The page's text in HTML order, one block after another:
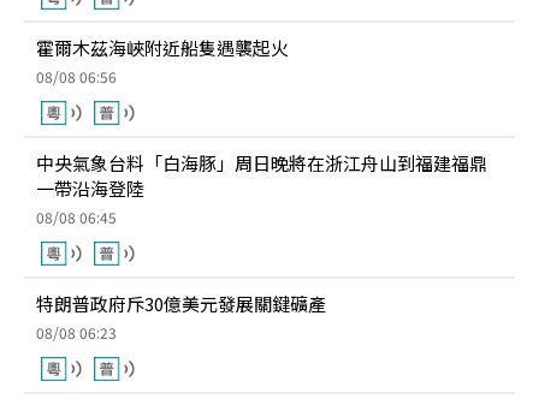
霍爾木茲海峽附近船隻遇襲起火
08/08 06:56
中央氣象台料「白海豚」周日晚將在浙江舟山到福建福鼎
一帶沿海登陸
08/08 06:45
特朗普政府斥30億美元發展關鍵礦產
08/08 06:23